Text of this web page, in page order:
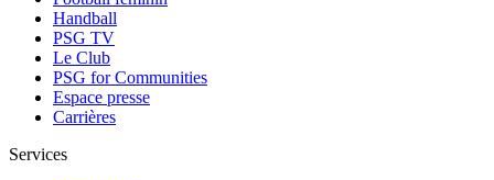
Handball
PSG TV
Le Club
PSG for Communities
Espace presse
Carrières
Services